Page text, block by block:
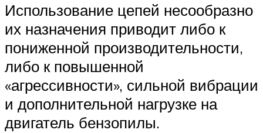
Использование цепей несообразно
их назначения приводит либо к
пониженной производительности,
либо к повышенной
«агрессивности», сильной вибрации
и дополнительной нагрузке на
двигатель бензопилы.